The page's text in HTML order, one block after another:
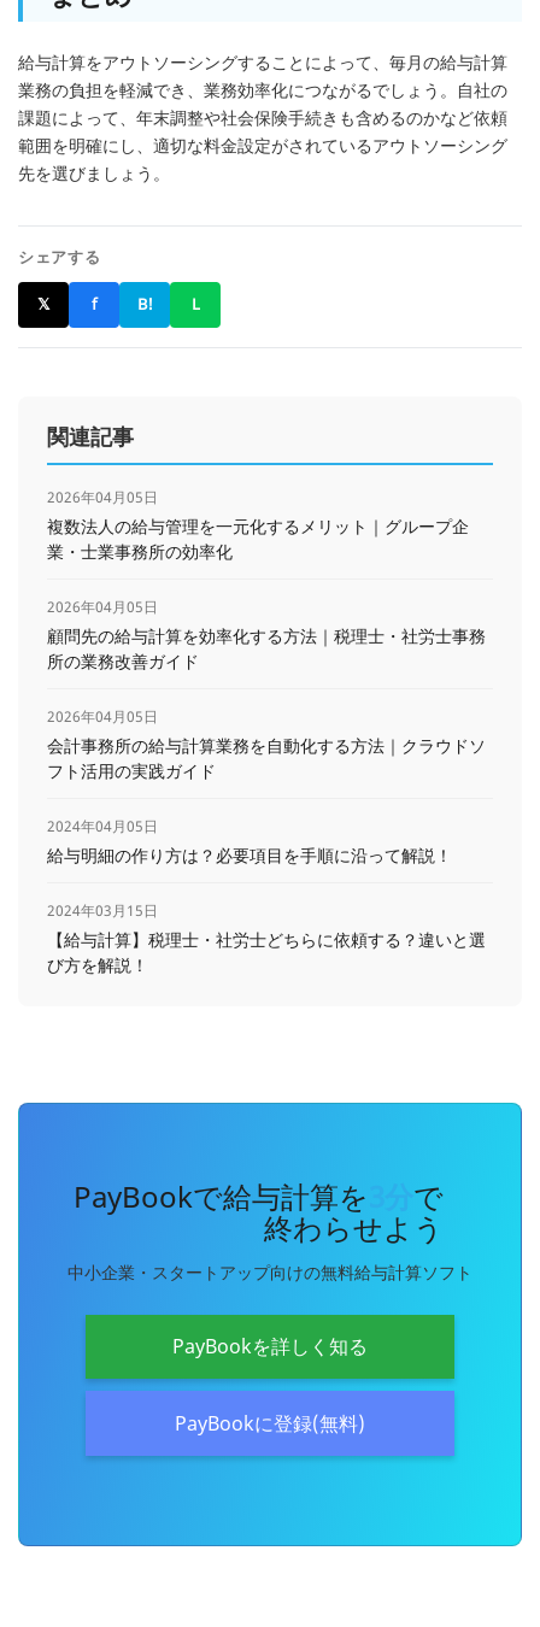
給与計算をアウトソーシングすることによって、毎月の給与計算
業務の負担を軽減でき、業務効率化につながるでしょう。自社の
課題によって、年末調整や社会保険手続きも含めるのかなど依頼
範囲を明確にし、適切な料金設定がされているアウトソーシング
先を選びましょう。
シェアする
𝕏 f B! L
関連記事
2026年04月05日
複数法人の給与管理を一元化するメリット｜グループ企
業・士業事務所の効率化
2026年04月05日
顧問先の給与計算を効率化する方法｜税理士・社労士事務
所の業務改善ガイド
2026年04月05日
会計事務所の給与計算業務を自動化する方法｜クラウドソ
フト活用の実践ガイド
2024年04月05日
給与明細の作り方は？必要項目を手順に沿って解説！
2024年03月15日
【給与計算】税理士・社労士どちらに依頼する？違いと選
び方を解説！
PayBookで給与計算を で
終わらせよう
中小企業・スタートアップ向けの無料給与計算ソフト
PayBookを詳しく知る
PayBookに登録(無料)